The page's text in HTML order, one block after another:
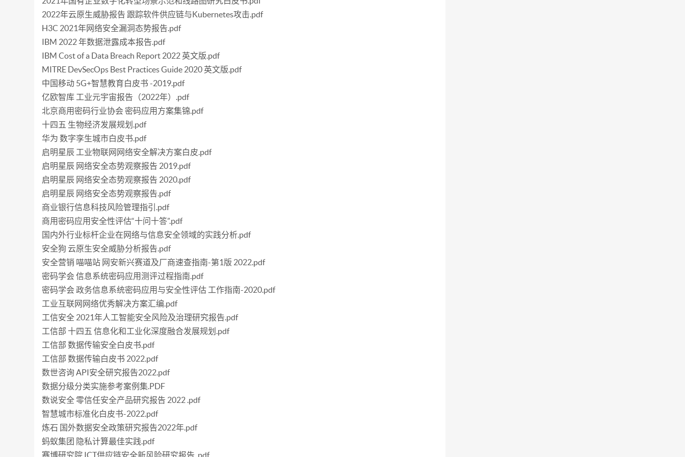
2022年云原生威胁报告 跟踪软件供应链与Kubernetes攻击.pdf
H3C 2021年网络安全漏洞态势报告.pdf
IBM 2022 年数据泄露成本报告.pdf
IBM Cost of a Data Breach Report 2022 英文版.pdf
MITRE DevSecOps Best Practices Guide 2020 英文版.pdf
中国移动 5G+智慧教育白皮书 -2019.pdf
亿欧智库 工业元宇宙报告（2022年）.pdf
北京商用密码行业协会 密码应用方案集锦.pdf
十四五 生物经济发展规划.pdf
华为 数字孪生城市白皮书.pdf
启明星辰 工业物联网网络安全解决方案白皮.pdf
启明星辰 网络安全态势观察报告 2019.pdf
启明星辰 网络安全态势观察报告 2020.pdf
启明星辰 网络安全态势观察报告.pdf
商业银行信息科技风险管理指引.pdf
商用密码应用安全性评估“十问十答”.pdf
国内外行业标杆企业在网络与信息安全领域的实践分析.pdf
安全狗 云原生安全威胁分析报告.pdf
安全营销 喵喵站 网安新兴赛道及厂商速查指南-第1版 2022.pdf
密码学会 信息系统密码应用测评过程指南.pdf
密码学会 政务信息系统密码应用与安全性评估 工作指南-2020.pdf
工业互联网网络优秀解决方案汇编.pdf
工信安全 2021年人工智能安全风险及治理研究报告.pdf
工信部 十四五 信息化和工业化深度融合发展规划.pdf
工信部 数据传输安全白皮书.pdf
工信部 数据传输白皮书 2022.pdf
数世咨询 API安全研究报告2022.pdf
数据分级分类实施参考案例集.PDF
数说安全 零信任安全产品研究报告 2022 .pdf
智慧城市标准化白皮书-2022.pdf
炼石 国外数据安全政策研究报告2022年.pdf
蚂蚁集团 隐私计算最佳实践.pdf
赛博研究院 ICT供应链安全新风险研究报告 .pdf